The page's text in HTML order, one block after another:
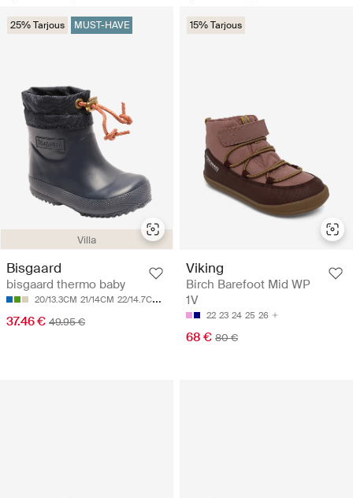
Villa
25% Tarjous MUST-HAVE
Bisgaard
bisgaard thermo baby
20/13.3CM 21/14CM 22/14.7CM 23/15.4CM
37.46 € 49.95 €
15% Tarjous
Viking
Birch Barefoot Mid WP
1V
22 23 24 25 26
68 € 80 €